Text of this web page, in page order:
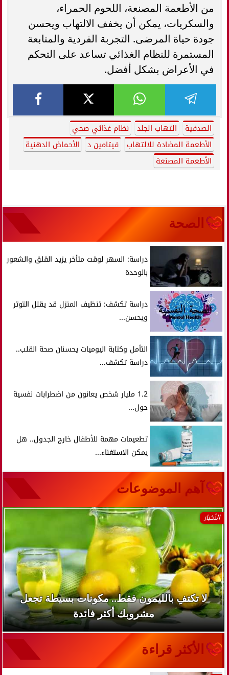
من الأطعمة المصنعة، اللحوم الحمراء،
والسكريات، يمكن أن يخفف الالتهاب ويحسن
جودة حياة المرضى. التجربة الفردية والمتابعة
المستمرة للنظام الغذائي تساعد على التحكم
في الأعراض بشكل أفضل.
الصدفية التهاب الجلد
نظام غذائي صحي
الأطعمة المضادة للالتهاب
فيتامين د
الأحماض الدهنية
الأطعمة المصنعة
الصحة
دراسة: السهر لوقت متأخر يزيد القلق والشعور
بالوحدة
دراسة تكشف: تنظيف المنزل قد يقلل التوتر
ويحسن...
التأمل وكتابة اليوميات يحسنان صحة القلب..
دراسة تكشف...
1.2 مليار شخص يعانون من اضطرابات نفسية
حول...
تطعيمات مهمة للأطفال خارج الجدول.. هل
يمكن الاستغناء...
آهم الموضوعات
الأخبار
لا تكتفِ بالليمون فقط.. مكونات بسيطة تجعل
مشروبك أكثر فائدة
الأكثر قراءة